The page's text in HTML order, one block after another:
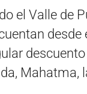
el Valle de
desde
Mahatma,